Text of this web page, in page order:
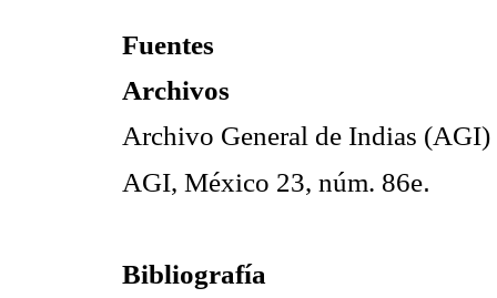
Fuentes
Archivos
Archivo General de Indias (AGI)
AGI, México 23, núm. 86e.
Bibliografía